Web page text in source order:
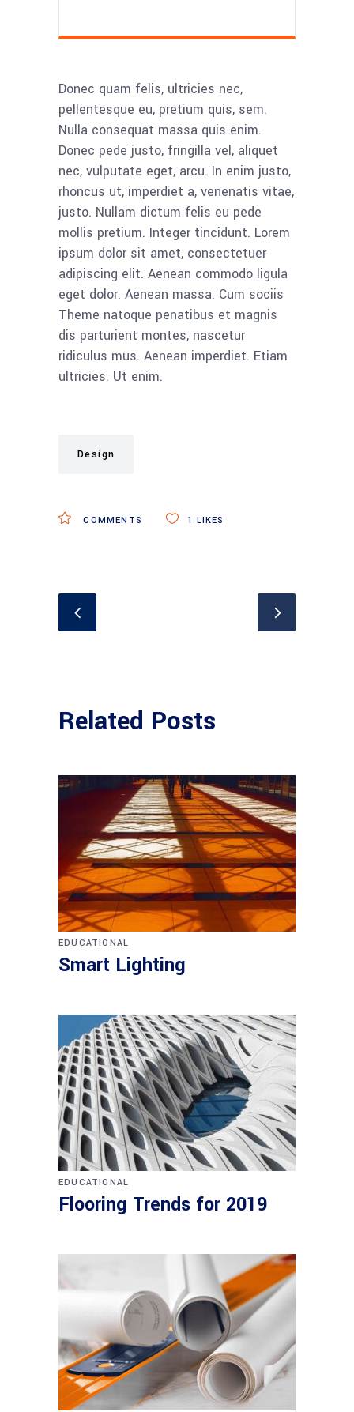
Donec quam felis, ultricies nec,
pellentesque eu, pretium quis, sem.
Nulla consequat massa quis enim.
Donec pede justo, fringilla vel, aliquet
nec, vulputate eget, arcu. In enim justo,
rhoncus ut, imperdiet a, venenatis vitae,
justo. Nullam dictum felis eu pede
mollis pretium. Integer tincidunt. Lorem
ipsum dolor sit amet, consectetuer
adipiscing elit. Aenean commodo ligula
eget dolor. Aenean massa. Cum sociis
Theme natoque penatibus et magnis
dis parturient montes, nascetur
ridiculus mus. Aenean imperdiet. Etiam
ultricies. Ut enim.
Design
COMMENTS 1 LIKES
Related Posts
EDUCATIONAL
Smart Lighting
EDUCATIONAL
Flooring Trends for 2019